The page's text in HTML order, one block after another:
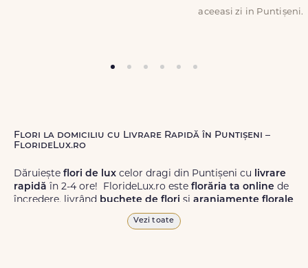
aceeasi zi in Puntișeni.
Flori la domiciliu cu Livrare Rapidă în Puntișeni –
FlorideLux.ro
Dăruiește flori de lux celor dragi din Puntișeni cu livrare
rapidă în 2-4 ore! FlorideLux.ro este florăria ta online de
încredere, livrând buchete de flori și aranjamente florale
de calitate superioară în Puntișeni și în toată România.
Vezi toate